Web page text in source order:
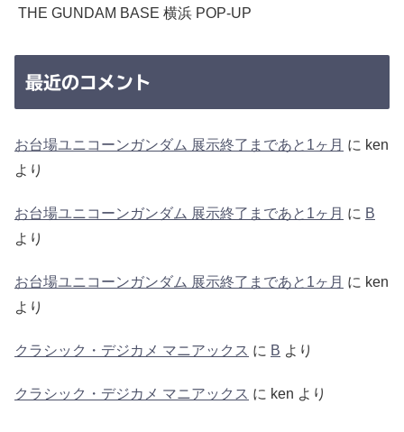
THE GUNDAM BASE 横浜 POP-UP
最近のコメント
お台場ユニコーンガンダム 展示終了まであと1ヶ月 に ken
より
お台場ユニコーンガンダム 展示終了まであと1ヶ月 に B
より
お台場ユニコーンガンダム 展示終了まであと1ヶ月 に ken
より
クラシック・デジカメ マニアックス に B より
クラシック・デジカメ マニアックス に ken より